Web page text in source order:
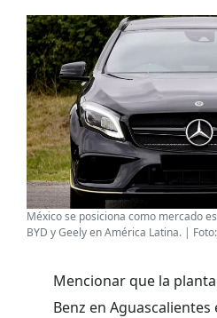
México se posiciona como mercado
BYD y Geely en América Latina. |
Mencionar que la
Benz en